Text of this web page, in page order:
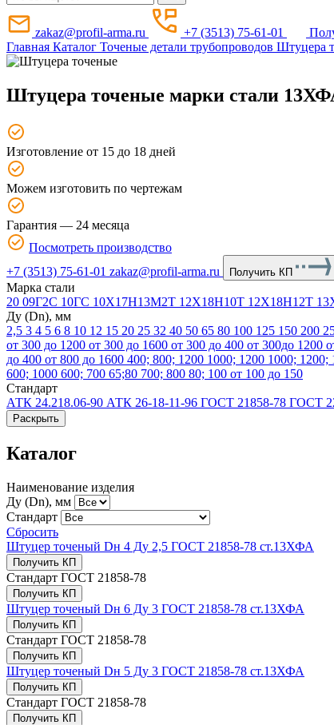
zakaz@profil-arma.ru +7 (3513) 75-61-01
Главная Каталог Точеные детали трубопроводов Штуцера
Штуцера точеные марки стали
Изготовление от 15 до 18 дней
Можем изготовить по чертежам
Гарантия — 24 месяца
Посмотреть производство
+7 (3513) 75-61-01 zakaz@profil-arma.ru Получить КП
Марка стали
20 09Г2С 10ГС 10Х17Н13М2Т 12Х18Н10Т 12Х18Н12Т
Ду (Dn), мм
2,5 3 4 5 6 8 10 12 15 20 25 32 40 50 65 80 100 125 150 200
от 300 до 1200 от 300 до 1600 от 300 до 400 от 300до 1200
до 400 от 800 до 1600 400; 800; 1200 1000; 1200 1000; 1200;
600; 1000 600; 700 65;80 700; 800 80; 100 от 100 до 150
Стандарт
АТК 24.218.06-90 АТК 26-18-11-96 ГОСТ 21858-78 ГОСТ
Раскрыть
Каталог
Наименование изделия
Ду (Dn), мм
Стандарт
Сбросить
Штуцер точеный Dн 4 Ду 2,5 ГОСТ 21858-78 ст.13ХФА
Получить КП
Стандарт ГОСТ 21858-78
Получить КП
Штуцер точеный Dн 6 Ду 3 ГОСТ 21858-78 ст.13ХФА
Получить КП
Стандарт ГОСТ 21858-78
Получить КП
Штуцер точеный Dн 5 Ду 3 ГОСТ 21858-78 ст.13ХФА
Получить КП
Стандарт ГОСТ 21858-78
Получить КП